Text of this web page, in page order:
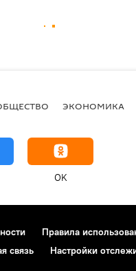
ЭКОНОМИКА
OK
Правила
связь Настройки